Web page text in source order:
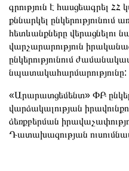
գրություն է հասցեագրել ՀՀ
քննարկել
հետևանքները
վարչարարություն
ընկերությունում
նպատակահարմարությունը:
«Արարատցեմենտ» ՓԲ
վարձակալության
ձեռքբերման
Դատախազության